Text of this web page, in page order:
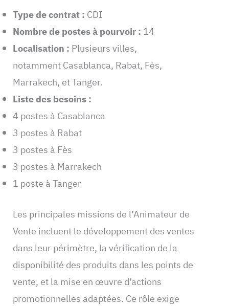
Type de contrat : CDI
Nombre de postes à pourvoir : 14
Localisation : Plusieurs villes,
notamment Casablanca, Rabat, Fès,
Marrakech, et Tanger.
Liste des besoins :
4 postes à Casablanca
3 postes à Rabat
3 postes à Fès
3 postes à Marrakech
1 poste à Tanger
Les principales missions de l’Animateur de
Vente incluent le développement des ventes
dans leur périmètre, la vérification de la
disponibilité des produits dans les points de
vente, et la mise en œuvre d’actions
promotionnelles adaptées. Ce rôle exige